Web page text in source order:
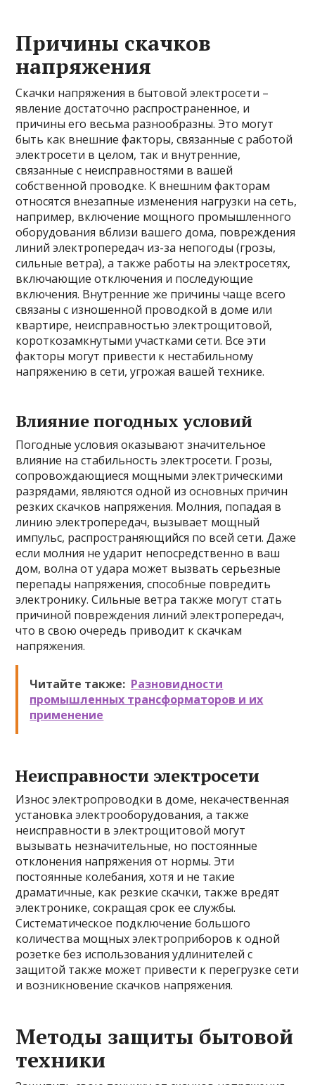
Причины скачков
напряжения
Скачки напряжения в бытовой электросети –
явление достаточно распространенное, и
причины его весьма разнообразны. Это могут
быть как внешние факторы, связанные с работой
электросети в целом, так и внутренние,
связанные с неисправностями в вашей
собственной проводке. К внешним факторам
относятся внезапные изменения нагрузки на сеть,
например, включение мощного промышленного
оборудования вблизи вашего дома, повреждения
линий электропередач из-за непогоды (грозы,
сильные ветра), а также работы на электросетях,
включающие отключения и последующие
включения. Внутренние же причины чаще всего
связаны с изношенной проводкой в доме или
квартире, неисправностью электрощитовой,
короткозамкнутыми участками сети. Все эти
факторы могут привести к нестабильному
напряжению в сети, угрожая вашей технике.
Влияние погодных условий
Погодные условия оказывают значительное
влияние на стабильность электросети. Грозы,
сопровождающиеся мощными электрическими
разрядами, являются одной из основных причин
резких скачков напряжения. Молния, попадая в
линию электропередач, вызывает мощный
импульс, распространяющийся по всей сети. Даже
если молния не ударит непосредственно в ваш
дом, волна от удара может вызвать серьезные
перепады напряжения, способные повредить
электронику. Сильные ветра также могут стать
причиной повреждения линий электропередач,
что в свою очередь приводит к скачкам
напряжения.
Читайте также: Разновидности
промышленных трансформаторов и их
применение
Неисправности электросети
Износ электропроводки в доме, некачественная
установка электрооборудования, а также
неисправности в электрощитовой могут
вызывать незначительные, но постоянные
отклонения напряжения от нормы. Эти
постоянные колебания, хотя и не такие
драматичные, как резкие скачки, также вредят
электронике, сокращая срок ее службы.
Систематическое подключение большого
количества мощных электроприборов к одной
розетке без использования удлинителей с
защитой также может привести к перегрузке сети
и возникновение скачков напряжения.
Методы защиты бытовой
техники